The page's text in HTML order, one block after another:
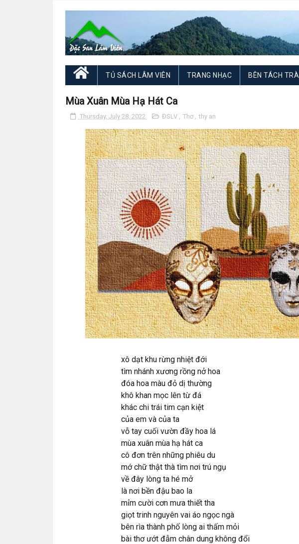
TỦ SÁCH LÂM VIÊN TRANG NHẠC BÊN TÁCH TRÀ
Mùa Xuân Mùa Hạ Hát Ca
Thursday, July 28, 2022 ĐSLV , Thơ , thy an
xô dạt khu rừng nhiệt đới
tìm nhánh xương rồng nở hoa
đóa hoa màu đỏ dị thường
khô khan mọc lên từ đá
khác chi trái tim cạn kiệt
của em và của ta
vỗ tay cuối vườn đầy hoa lá
mùa xuân mùa hạ hát ca
cô đơn trên những phiêu du
mớ chữ thật thà tìm nơi trú ngụ
về đây lòng ta hé mở
là nơi bền đậu bao la
mỉm cười cơn mưa thiết tha
giọt trinh nguyên vai áo ngọc ngà
bên rìa thành phố lòng ai thấm mỏi
bài thơ ướt đẫm chân dung không đổi